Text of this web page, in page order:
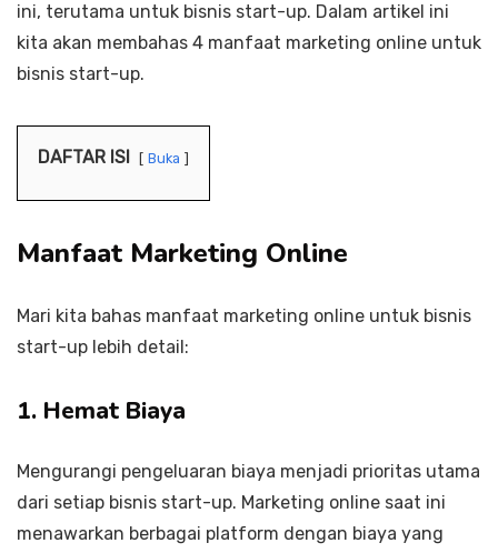
ini, terutama untuk bisnis start-up. Dalam artikel ini
kita akan membahas 4 manfaat marketing online untuk
bisnis start-up.
DAFTAR ISI Buka
Manfaat Marketing Online
Mari kita bahas manfaat marketing online untuk bisnis
start-up lebih detail:
1. Hemat Biaya
Mengurangi pengeluaran biaya menjadi prioritas utama
dari setiap bisnis start-up. Marketing online saat ini
menawarkan berbagai platform dengan biaya yang